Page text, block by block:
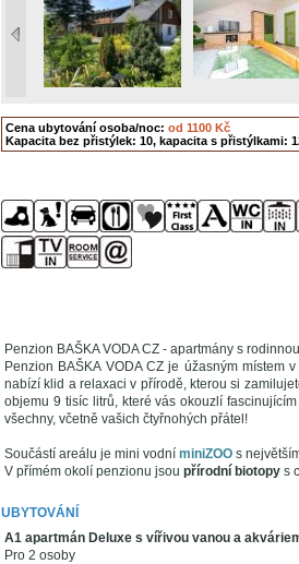
Cena ubytování osoba/noc: od 1100 Kč
Kapacita bez přistýlek: 10, kapacita s přistýlkami:
Penzion BAŠKA VODA CZ - apartmány s
Penzion BAŠKA VODA CZ je úžasným místem
nabízí klid a relaxaci v přírodě, kterou si
objemu 9 tisíc litrů, které vás okouzlí
všechny, včetně vašich čtyřnohých přátel!
Součástí areálu je mini vodní miniZOO s
V přímém okolí penzionu jsou přírodní biotopy s
UBYTOVÁNÍ
A1 apartmán Deluxe s vířivou vanou a
Pro 2 osoby